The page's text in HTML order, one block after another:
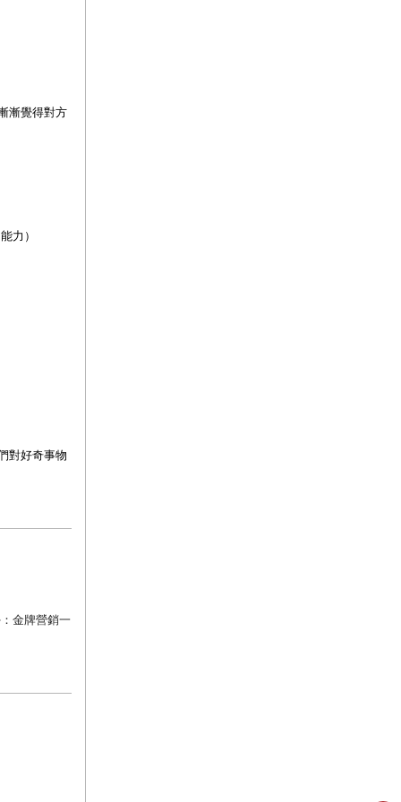
漸覺得對方
力）
對好奇事物
金牌營銷一